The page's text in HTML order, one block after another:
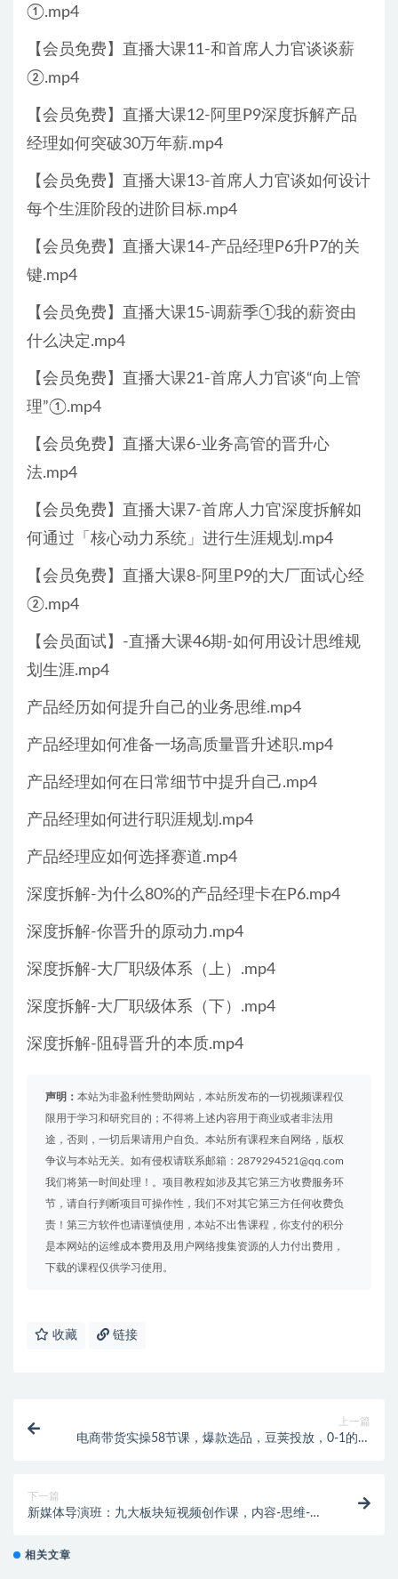
①.mp4
【会员免费】直播大课11-和首席人力官谈谈薪
②.mp4
【会员免费】直播大课12-阿里P9深度拆解产品
经理如何突破30万年薪.mp4
【会员免费】直播大课13-首席人力官谈如何设计
每个生涯阶段的进阶目标.mp4
【会员免费】直播大课14-产品经理P6升P7的关
键.mp4
【会员免费】直播大课15-调薪季①我的薪资由
什么决定.mp4
【会员免费】直播大课21-首席人力官谈“向上管
理”①.mp4
【会员免费】直播大课6-业务高管的晋升心
法.mp4
【会员免费】直播大课7-首席人力官深度拆解如
何通过「核心动力系统」进行生涯规划.mp4
【会员免费】直播大课8-阿里P9的大厂面试心经
②.mp4
【会员面试】-直播大课46期-如何用设计思维规
划生涯.mp4
产品经历如何提升自己的业务思维.mp4
产品经理如何准备一场高质量晋升述职.mp4
产品经理如何在日常细节中提升自己.mp4
产品经理如何进行职涯规划.mp4
产品经理应如何选择赛道.mp4
深度拆解-为什么80%的产品经理卡在P6.mp4
深度拆解-你晋升的原动力.mp4
深度拆解-大厂职级体系（上）.mp4
深度拆解-大厂职级体系（下）.mp4
深度拆解-阻碍晋升的本质.mp4
声明： 本站为非盈利性赞助网站，本站所发布的一切视频课程仅
限用于学习和研究目的；不得将上述内容用于商业或者非法用
途，否则，一切后果请用户自负。本站所有课程来自网络，版权
争议与本站无关。如有侵权请联系邮箱：2879294521@qq.com
我们将第一时间处理！。项目教程如涉及其它第三方收费服务环
节，请自行判断项目可操作性，我们不对其它第三方任何收费负
责！第三方软件也请谨慎使用，本站不出售课程，你支付的积分
是本网站的运维成本费用及用户网络搜集资源的人力付出费用，
下载的课程仅供学习使用。
收藏 链接
上一篇
电商带货实操58节课，爆款选品，豆荚投放，0-1的搭
下一篇
新媒体导演班：九大板块短视频创作课，内容-思维-美
相关文章